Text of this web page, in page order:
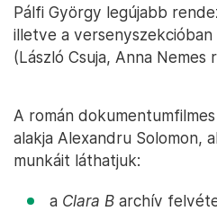
Pálfi György legújabb
illetve a versenyszekcióban
(László Csuja, Anna Nemes
A román
alakja Alexandru Solomon,
munkáit láthatjuk:
a Clara B archív